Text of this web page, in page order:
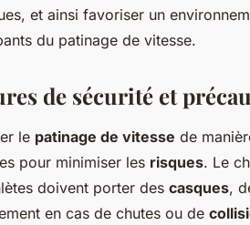
et ainsi favoriser un
du patinage de vitesse.
de sécurité et
le patinage de vitesse de
pour minimiser les risques. Le
doivent porter des casques,
en cas de chutes ou de